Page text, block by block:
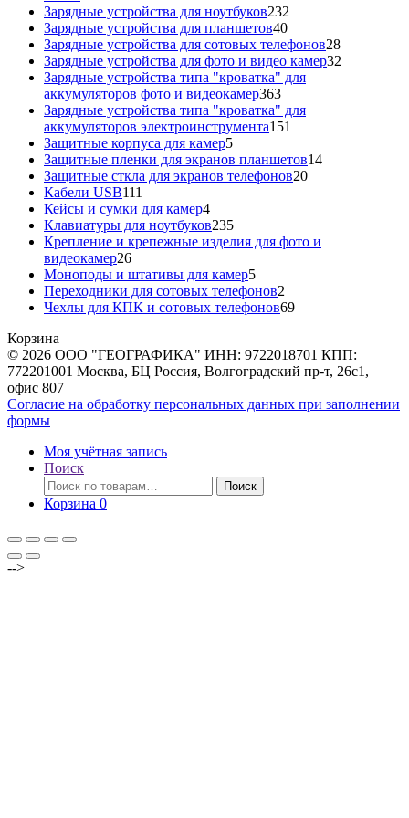
товаров
Зарядные устройства для ноутбуков232
Зарядные устройства для планшетов4040
товаров
Зарядные устройства для сотовых телефонов2828
товаров
Зарядные устройства для фото и видео камер32
Зарядные устройства типа "кроватка" для
аккумуляторов фото и видеокамер363363
товара
Зарядные устройства типа "кроватка" для
аккумуляторов электроинструмента151
Защитные корпуса для камер55
товаров
Защитные пленки для экранов планшетов1414
Защитные сткла для экранов телефонов2020
Кабели USB111
товаров
Кейсы и сумки для камер44
товара
Клавиатуры для ноутбуков235235
товаров
Крепление и крепежные изделия для фото и
видеокамер2626
товаров
Моноподы и штативы для камер55
товаров
Переходники для сотовых телефонов2
товара
Чехлы для КПК и сотовых телефонов6969
Корзина
© 2026 ООО "ГЕОГРАФИКА" ИНН: 9722018701 КПП:
772201001 Москва, БЦ Россия, Волгоградский пр-т, 26с1,
офис 807
Согласие на обработку персональных данных при заполнении
формы
Моя учётная запись
Поиск
Искать:
Поиск
Корзина 0
-->